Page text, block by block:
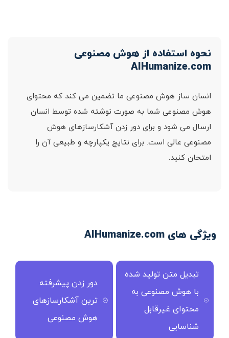
نحوه استفاده از هوش مصنوعی
AIHumanize.com
انسان ساز هوش مصنوعی ما تضمین می کند که محتوای
هوش مصنوعی شما به صورت نوشته شده توسط انسان
ارسال می شود و برای دور زدن آشکارسازهای هوش
مصنوعی عالی است. برای نتایج یکپارچه و طبیعی آن را
امتحان کنید.
ویژگی های AIHumanize.com
تبدیل متن تولید شده
با هوش مصنوعی به
محتوای غیرقابل
شناسایی
دور زدن پیشرفته
ترین آشکارسازهای
هوش مصنوعی